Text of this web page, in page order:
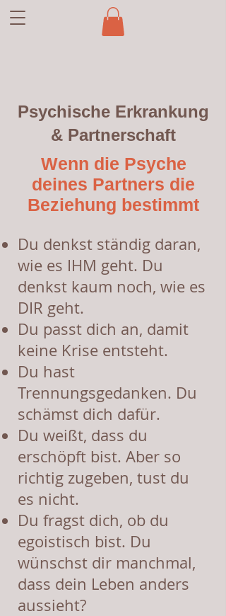
Psychische Erkrankung
& Partnerschaft
Wenn die Psyche
deines Partners die
Beziehung bestimmt
Du denkst ständig daran,
wie es IHM geht. Du
denkst kaum noch, wie es
DIR geht.
Du passt dich an, damit
keine Krise entsteht.
Du hast
Trennungsgedanken. Du
schämst dich dafür.
Du weißt, dass du
erschöpft bist. Aber so
richtig zugeben, tust du
es nicht.
Du fragst dich, ob du
egoistisch bist. Du
wünschst dir manchmal,
dass dein Leben anders
aussieht?